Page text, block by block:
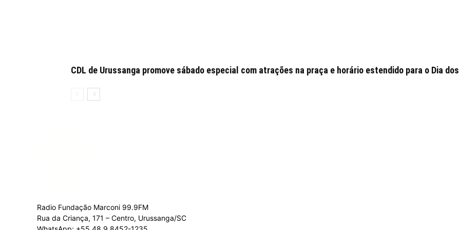
CDL de Urussanga promove sábado especial com atrações na praça e horário estendido para o Dia
Radio Fundação Marconi 99.9FM
Rua da Criança, 171 – Centro, Urussanga/SC